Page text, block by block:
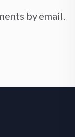
by email.